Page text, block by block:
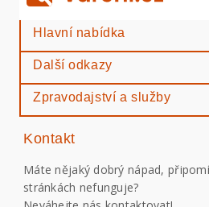
Hlavní nabídka
Další odkazy
Zpravodajství a služby
Kontakt
Máte nějaký dobrý nápad,
stránkách nefunguje?